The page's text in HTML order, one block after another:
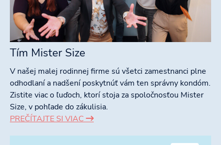
Tím Mister Size
V našej malej rodinnej firme sú všetci zamestnanci plne
odhodlaní a nadšení poskytnúť vám ten správny kondóm.
Zistite viac o ľuďoch, ktorí stoja za spoločnosťou Mister
Size, v pohľade do zákulisia.
PREČÍTAJTE SI VIAC